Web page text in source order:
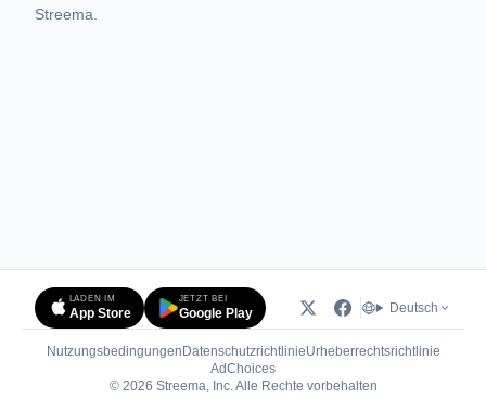
Streema.
LADEN IM
App Store
JETZT BEI
Google Play Deutsch
Nutzungsbedingungen DatenschutzrichtlinieUrheberrechtsrichtlinie
AdChoices(öffnet in neuem Tab)
© 2026 Streema, Inc. Alle Rechte vorbehalten